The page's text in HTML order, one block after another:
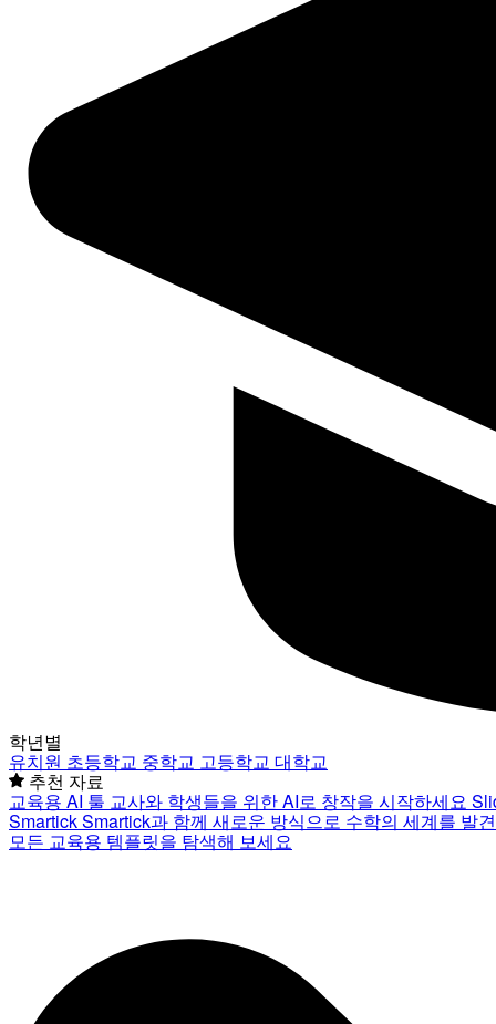
학년별
유치원 초등학교 중학교 고등학교 대학교
추천 자료
교육용 AI 툴 교사와 학생들을 위한 AI로 창작을 시작하세요
SmartickSmartick과 함께 새로운 방식으로 수학의 세계를 발
모든 교육용 템플릿을 탐색해 보세요